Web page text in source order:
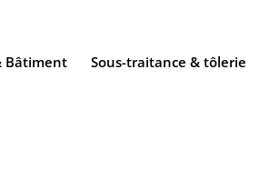
Bâtiment Sous-traitance & tôlerie